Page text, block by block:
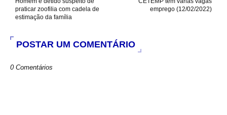
emprego (12/02/2022)
praticar zoofilia com cadela de
estimação da família
POSTAR UM COMENTÁRIO
0 Comentários